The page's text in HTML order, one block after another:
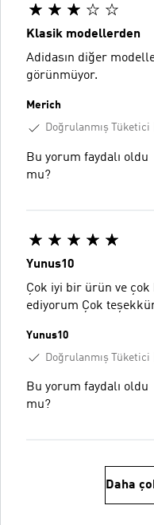
Klasik modellerden
Adidasın diğer
görünmüyor.
Merich
Doğrulanmış Tüketici
Bu yorum faydalı oldu
mu?
Yunus10
Çok iyi bir ürün ve
ediyorum Çok
Yunus10
Doğrulanmış Tüketici
Bu yorum faydalı oldu
mu?
Daha